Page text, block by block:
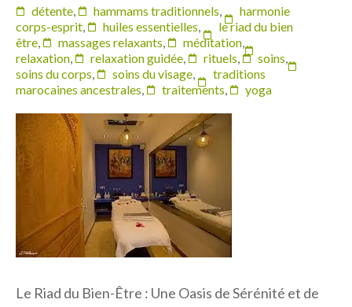
détente, hammams traditionnels,
harmonie
corps-esprit, huiles essentielles,
le riad du bien
être, massages relaxants, méditation,
relaxation, relaxation guidée, rituels, soins,
soins du corps, soins du visage,
traditions
marocaines ancestrales, traitements, yoga
Le Riad du Bien-Être : Une Oasis de Sérénité et de